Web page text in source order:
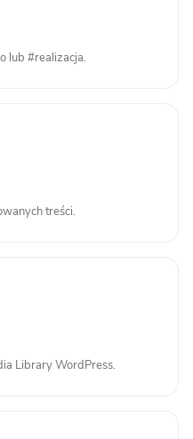
lub #realizacja.
treści.
Library WordPress.